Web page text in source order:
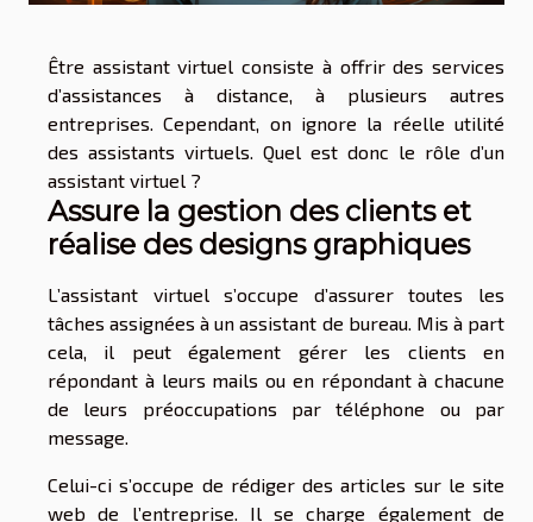
Être assistant virtuel consiste à offrir des services
d’assistances à distance, à plusieurs autres
entreprises. Cependant, on ignore la réelle utilité
des assistants virtuels. Quel est donc le rôle d’un
assistant virtuel ?
Assure la gestion des clients et
réalise des designs graphiques
L’assistant virtuel s’occupe d’assurer toutes les
tâches assignées à un assistant de bureau. Mis à part
cela, il peut également gérer les clients en
répondant à leurs mails ou en répondant à chacune
de leurs préoccupations par téléphone ou par
message.
Celui-ci s’occupe de rédiger des articles sur le site
web de l’entreprise. Il se charge également de